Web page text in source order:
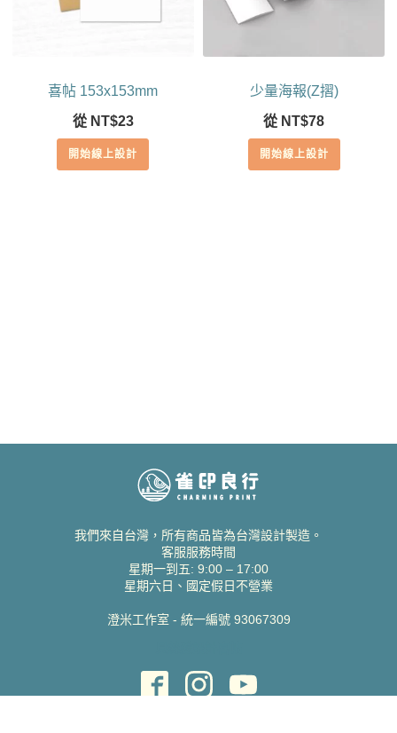
喜帖 153x153mm
從 NT$23
開始線上設計
少量海報(Z摺)
從 NT$78
開始線上設計
我們來自台灣，所有商品皆為台灣設計製造。
客服服務時間
星期一到五: 9:00 – 17:00
星期六日、國定假日不營業
澄米工作室 - 統一編號 93067309